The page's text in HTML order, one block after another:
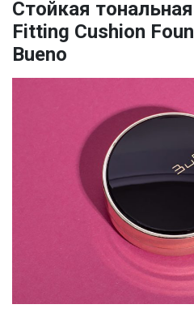
Стойкая
Fitting Cushion
Bueno